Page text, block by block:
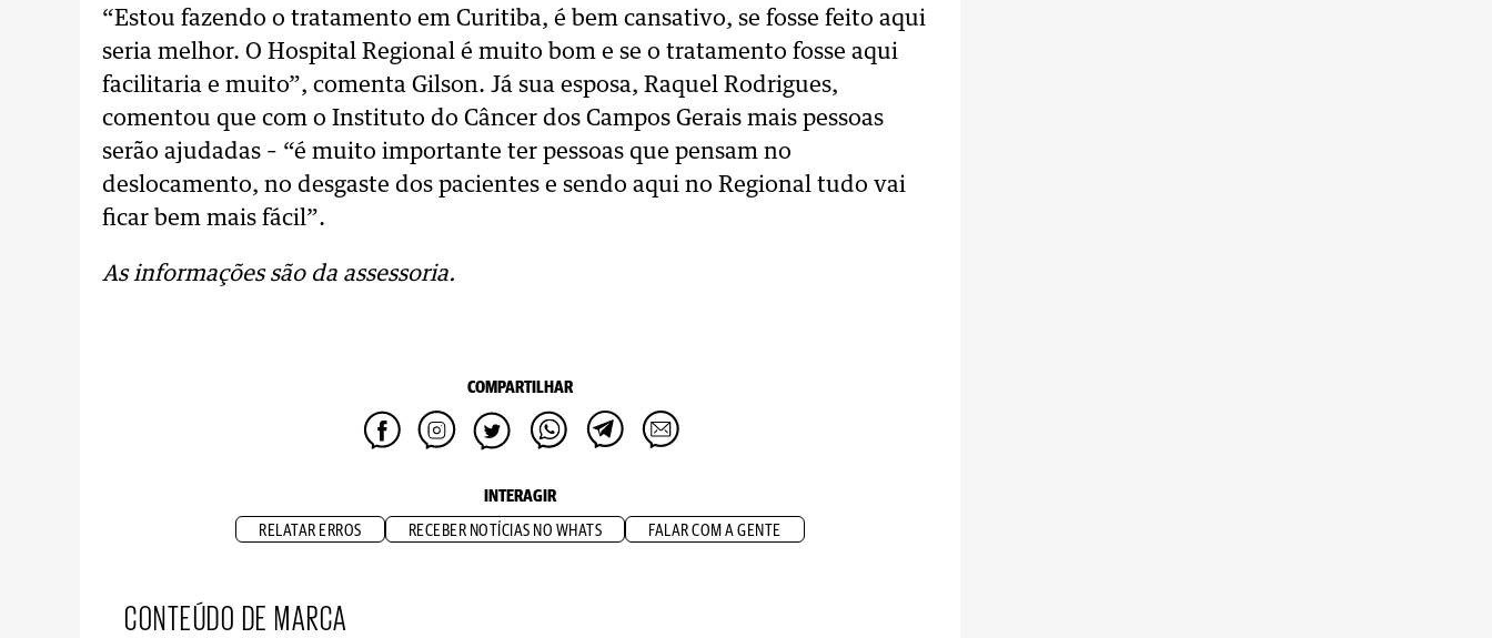
“Estou fazendo o tratamento em Curitiba, é bem cansativo, se fosse feito aqui
seria melhor. O Hospital Regional é muito bom e se o tratamento fosse aqui
facilitaria e muito”, comenta Gilson. Já sua esposa, Raquel Rodrigues,
comentou que com o Instituto do Câncer dos Campos Gerais mais pessoas
serão ajudadas – “é muito importante ter pessoas que pensam no
deslocamento, no desgaste dos pacientes e sendo aqui no Regional tudo vai
ficar bem mais fácil”.
As informações são da assessoria.
COMPARTILHAR
INTERAGIR
RELATAR ERROS RECEBER NOTÍCIAS NO WHATS FALAR COM A GENTE
CONTEÚDO DE MARCA